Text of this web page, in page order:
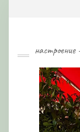
настроение